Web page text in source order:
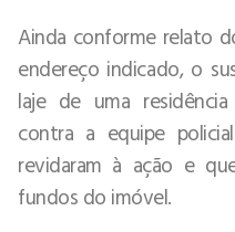
Ainda conforme relato
endereço indicado, o
laje de uma
contra a equipe
revidaram à ação e
fundos do imóvel.